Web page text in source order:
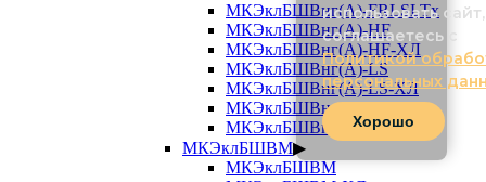
МКЭклБШВнг(А)-FRLSLTx
МКЭклБШВнг(А)-HF
МКЭклБШВнг(А)-HF-ХЛ
МКЭклБШВнг(А)-LS
МКЭклБШВнг(А)-LS-ХЛ
МКЭклБШВнг(А)-LSLTx
МКЭклБШВнг(А)-ХЛ
МКЭклБШВМ▶
МКЭклБШВМ
использовать
соглашаетесь с
Политикой
персональных
Хорошо